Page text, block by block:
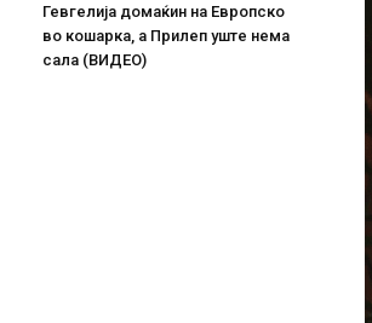
Гевгелија домаќин на Европско
во кошарка, а Прилеп уште нема
сала (ВИДЕО)